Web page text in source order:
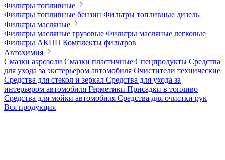
Фильтры топливные
Фильтры топливные бензин Фильтры топливные дизель
Фильтры масляные
Фильтры масляные грузовые Фильтры масляные легковые
Фильтры АКПП Комплекты фильтров
Автохимия
Смазки аэрозоли Смазки пластичные Спецпродукты Средства
для ухода за экстерьером автомобиля Очистители технические
Средства для стекол и зеркал Средства для ухода за
интерьером автомобиля Герметики Присадки в топливо
Средства для мойки автомобиля Средства для очистки рук
Вся продукция